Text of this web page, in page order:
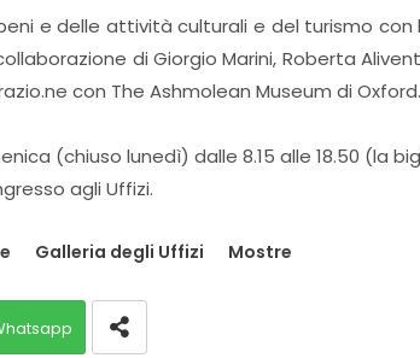
e delle attività culturali e del turismo con
di Giorgio Marini, Roberta
con The Ashmolean Museum di Oxford.
(chiuso lunedì) dalle 8.15 alle 18.50 (la
agli Uffizi.
Galleria degli Uffizi Mostre